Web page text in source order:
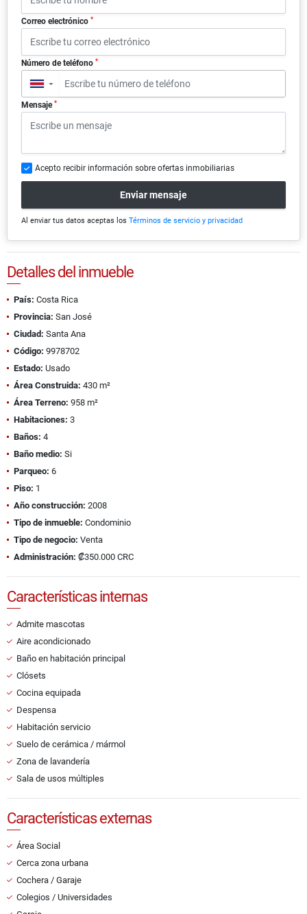
Correo electrónico *
Número de teléfono *
▼
Mensaje *
Acepto recibir información sobre ofertas inmobiliarias
Enviar mensaje
Al enviar tus datos aceptas los Términos de servicio y privacidad
Detalles del inmueble
País: Costa Rica
Provincia: San José
Ciudad: Santa Ana
Código: 9978702
Estado: Usado
Área Construida: 430 m²
Área Terreno: 958 m²
Habitaciones: 3
Baños: 4
Baño medio: Si
Parqueo: 6
Piso: 1
Año construcción: 2008
Tipo de inmueble: Condominio
Tipo de negocio: Venta
Administración: ₡350.000 CRC
Características internas
Admite mascotas
Aire acondicionado
Baño en habitación principal
Clósets
Cocina equipada
Despensa
Habitación servicio
Suelo de cerámica / mármol
Zona de lavandería
Sala de usos múltiples
Características externas
Área Social
Cerca zona urbana
Cochera / Garaje
Colegios / Universidades